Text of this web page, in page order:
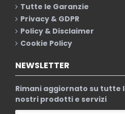
Tutte le Garanzie
Privacy & GDPR
Policy & Disclaimer
Cookie Policy
NEWSLETTER
Rimani aggiornato su tutte
nostri prodotti e servizi